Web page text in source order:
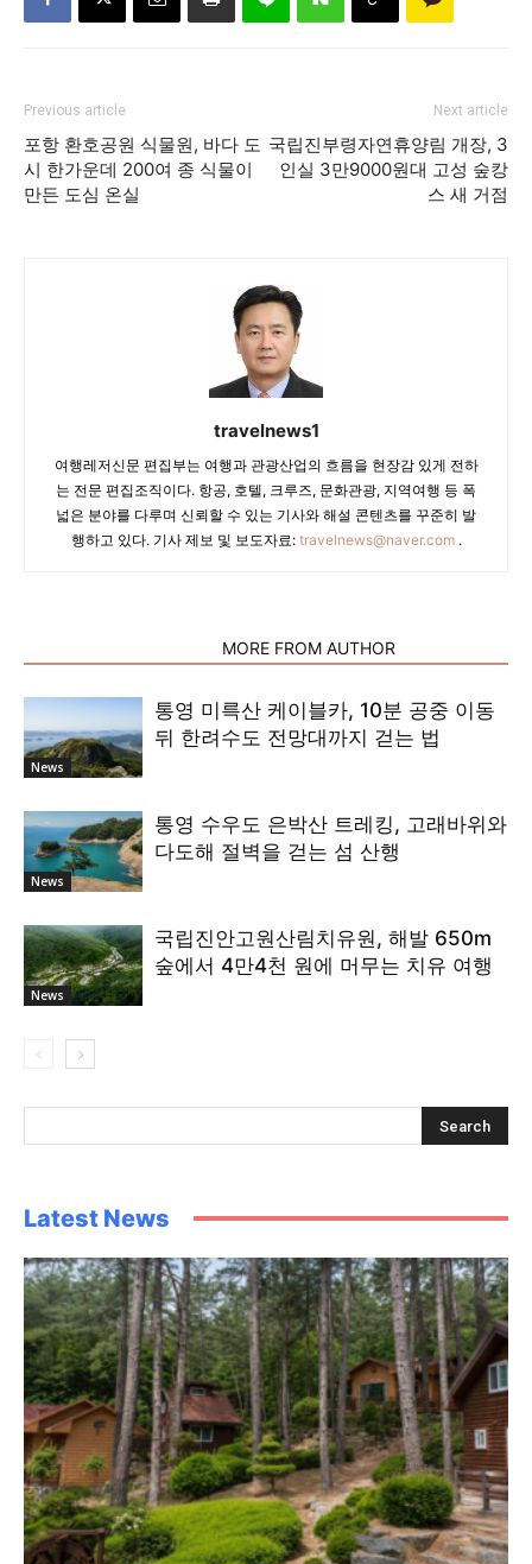
Previous article
포항 환호공원 식물원, 바다 도
시 한가운데 200여 종 식물이
만든 도심 온실
Next article
국립진부령자연휴양림 개장, 3
인실 3만9000원대 고성 숲캉
스 새 거점
travelnews1
여행레저신문 편집부는 여행과 관광산업의 흐름을 현장감 있게 전하
는 전문 편집조직이다. 항공, 호텔, 크루즈, 문화관광, 지역여행 등 폭
넓은 분야를 다루며 신뢰할 수 있는 기사와 해설 콘텐츠를 꾸준히 발
행하고 있다. 기사 제보 및 보도자료: travelnews@naver.com.
MORE FROM AUTHOR
News
통영 미륵산 케이블카, 10분 공중 이동
뒤 한려수도 전망대까지 걷는 법
News
통영 수우도 은박산 트레킹, 고래바위와
다도해 절벽을 걷는 섬 산행
News
국립진안고원산림치유원, 해발 650m
숲에서 4만4천 원에 머무는 치유 여행
Latest News